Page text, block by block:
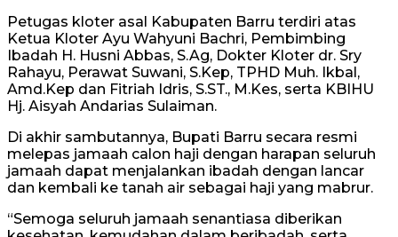
Petugas kloter asal Kabupaten Barru terdiri atas
Ketua Kloter Ayu Wahyuni Bachri, Pembimbing
Ibadah H. Husni Abbas, S.Ag, Dokter Kloter dr. Sry
Rahayu, Perawat Suwani, S.Kep, TPHD Muh. Ikbal,
Amd.Kep dan Fitriah Idris, S.ST., M.Kes, serta KBIHU
Hj. Aisyah Andarias Sulaiman.
Di akhir sambutannya, Bupati Barru secara resmi
melepas jamaah calon haji dengan harapan seluruh
jamaah dapat menjalankan ibadah dengan lancar
dan kembali ke tanah air sebagai haji yang mabrur.
“Semoga seluruh jamaah senantiasa diberikan